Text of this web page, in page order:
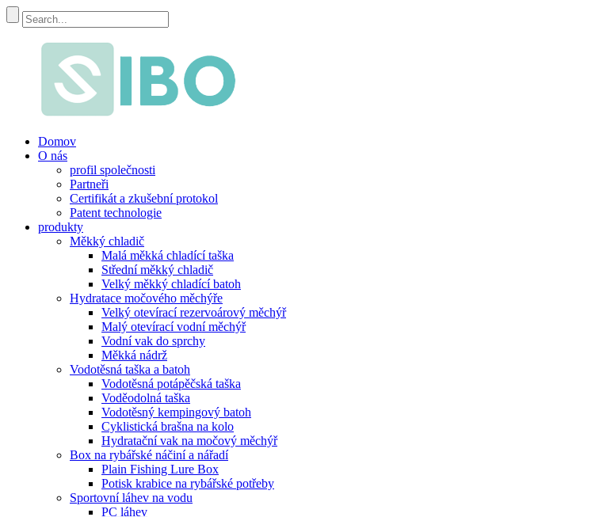
Domov
O nás
profil společnosti
Partneři
Certifikát a zkušební protokol
Patent technologie
produkty
Měkký chladič
Malá měkká chladící taška
Střední měkký chladič
Velký měkký chladící batoh
Hydratace močového měchýře
Velký otevírací rezervoárový měchýř
Malý otevírací vodní měchýř
Vodní vak do sprchy
Měkká nádrž
Vodotěsná taška a batoh
Vodotěsná potápěčská taška
Voděodolná taška
Vodotěsný kempingový batoh
Cyklistická brašna na kolo
Hydratační vak na močový měchýř
Box na rybářské náčiní a nářadí
Plain Fishing Lure Box
Potisk krabice na rybářské potřeby
Sportovní láhev na vodu
PC láhev